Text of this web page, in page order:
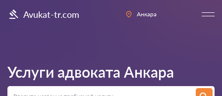
Avukat-tr.com Анкара
Услуги адвоката Анкара